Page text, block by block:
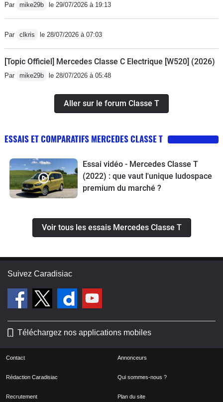
Par mike29b le 29/07/2026 à 19:13
Par clkris le 28/07/2026 à 07:03
[Topic Officiel] Mercedes Classe C Electrique [W520] (2026)
Par mike29b le 28/07/2026 à 05:48
Aller sur le forum Classe T
ESSAIS ET COMPARATIFS MERCEDES CLASSE T
Essai vidéo - Mercedes Classe T
(2022) : que vaut l'unique ludospace
premium du marché ?
Voir tous les essais Mercedes Classe T
Suivez Caradisiac
Téléchargez nos applications mobiles
Contact Annonceurs
Rédaction Caradisiac Qui sommes-nous ?
Recrutement Plan du site